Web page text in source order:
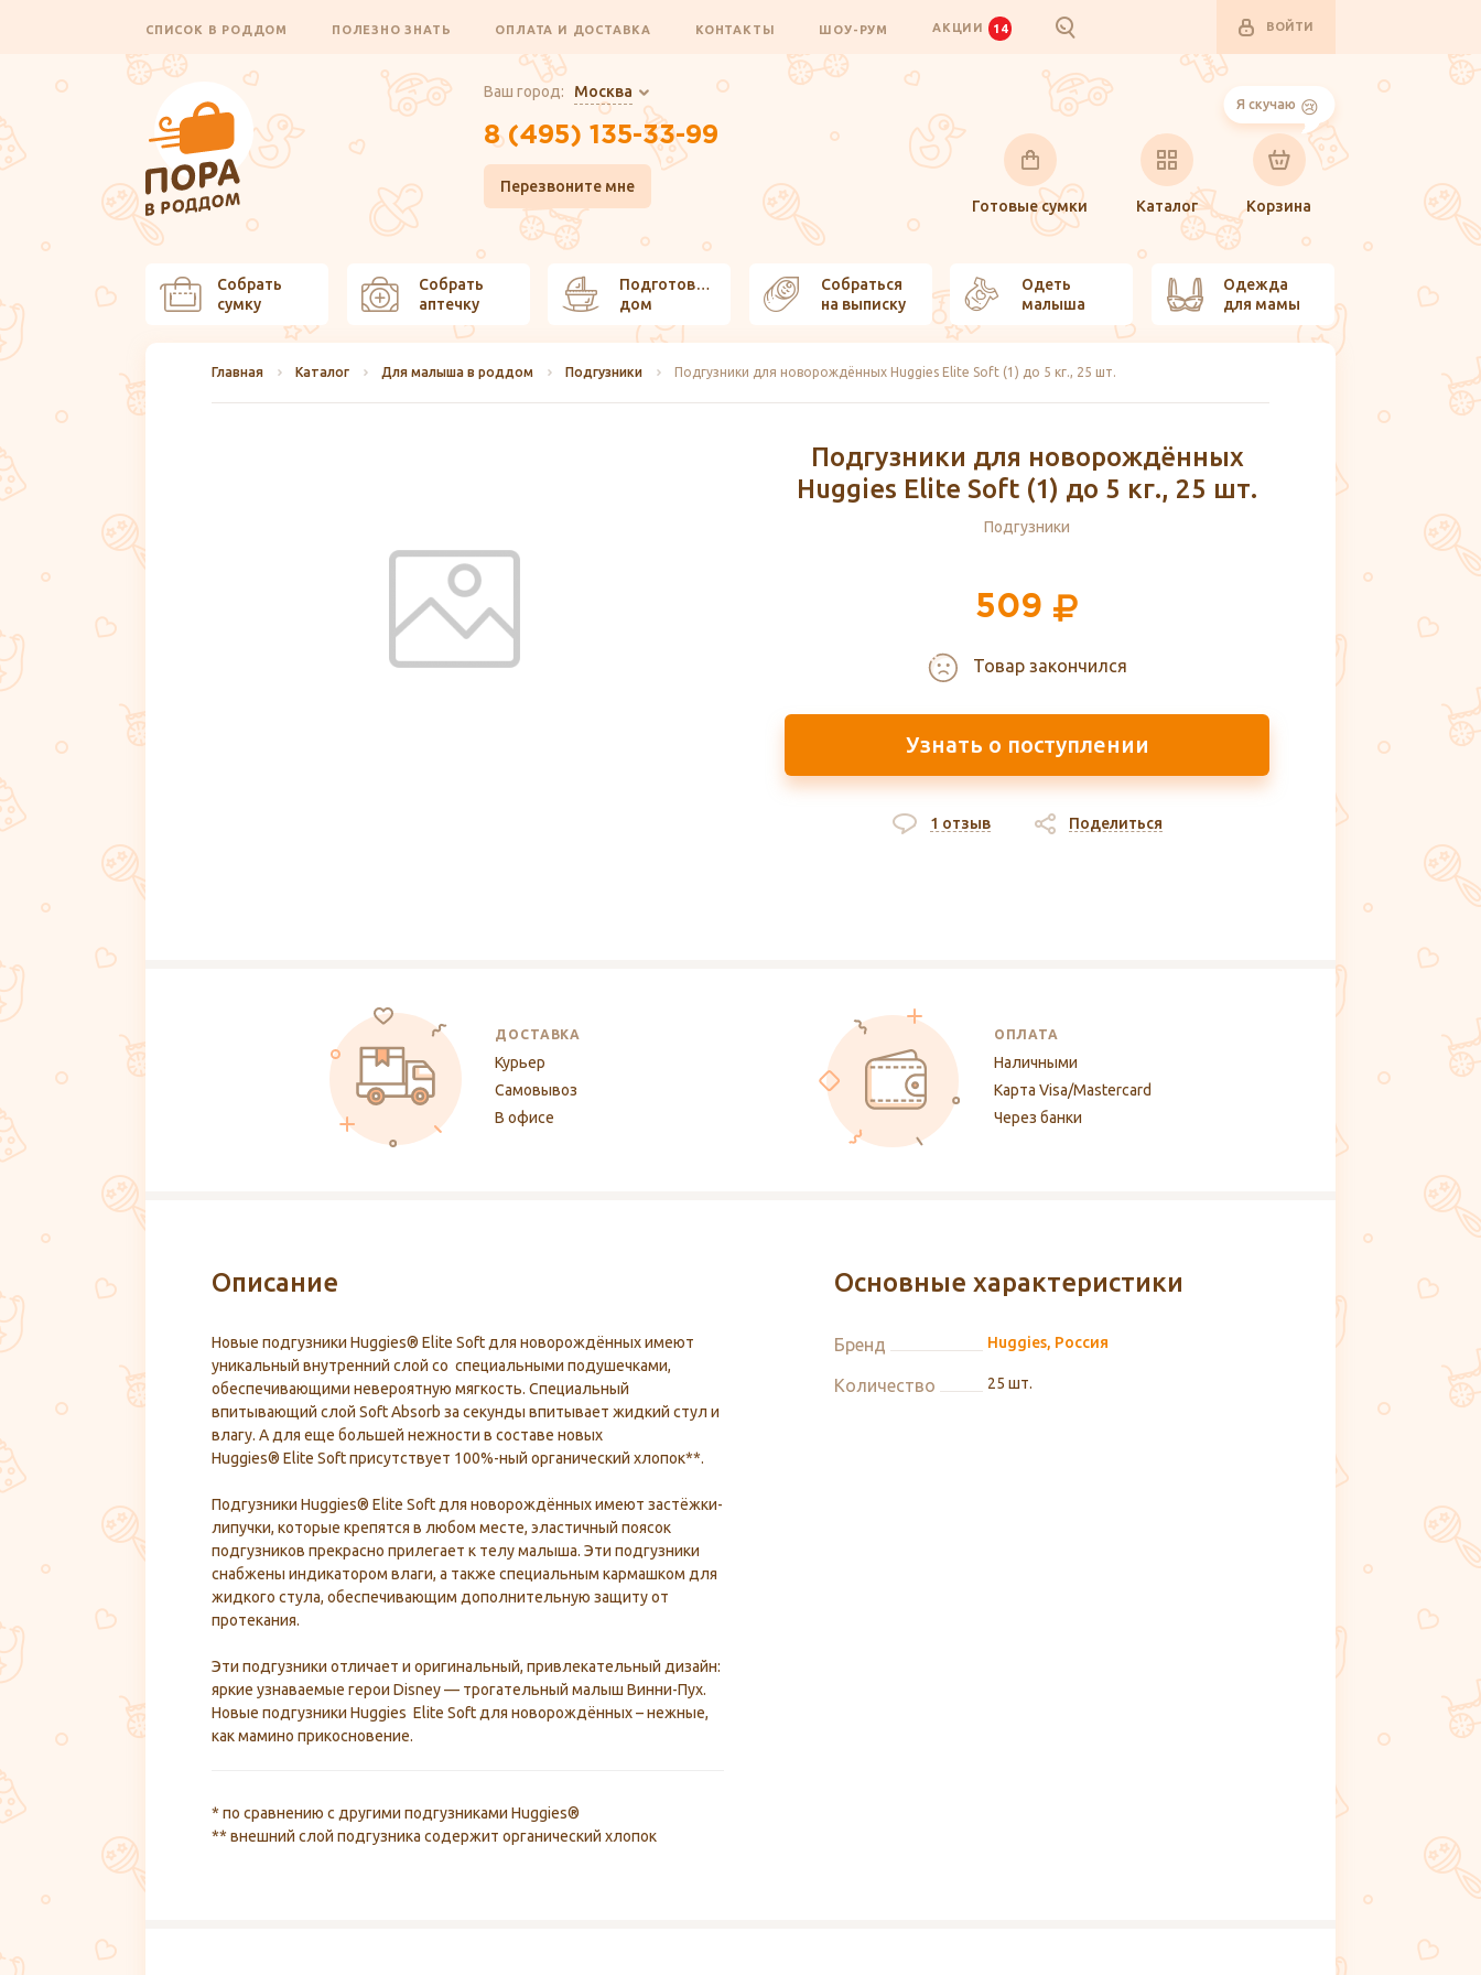
СПИСОК В РОДДОМ ПОЛЕЗНО ЗНАТЬ ОПЛАТА И ДОСТАВКА КОНТАКТЫ ШОУ-РУМ АКЦИИ 14 ВОЙТИ
Ваш город: Москва
8 (495) 135-33-99
Перезвоните мне
Готовые сумки
Каталог
Я скучаю
Корзина
Собрать
сумку
Собрать
аптечку
Подготовить
дом
Собраться
на выписку
Одеть
малыша
Одежда
для мамы
Главная Каталог Для малыша в роддом Подгузники Подгузники для новорождённых Huggies Elite Soft (1) до 5 кг., 25 шт.
Подгузники для новорождённых
Huggies Elite Soft (1) до 5 кг., 25 шт.
Подгузники
509
Товар закончился
Узнать о поступлении
1 отзыв Поделиться
ДОСТАВКА
Курьер
Самовывоз
В офисе
ОПЛАТА
Наличными
Карта Visa/Mastercard
Через банки
Описание
Новые подгузники Huggies® Elite Soft для новорождённых имеют
уникальный внутренний слой со специальными подушечками,
обеспечивающими невероятную мягкость. Специальный
впитывающий слой Soft Absorb за секунды впитывает жидкий стул и
влагу. А для еще большей нежности в составе новых
Huggies® Elite Soft присутствует 100%-ный органический хлопок**.
Подгузники Huggies® Elite Soft для новорождённых имеют застёжки-
липучки, которые крепятся в любом месте, эластичный поясок
подгузников прекрасно прилегает к телу малыша. Эти подгузники
снабжены индикатором влаги, а также специальным кармашком для
жидкого стула, обеспечивающим дополнительную защиту от
протекания.
Эти подгузники отличает и оригинальный, привлекательный дизайн:
яркие узнаваемые герои Disney — трогательный малыш Винни-Пух.
Новые подгузники Huggies Elite Soft для новорождённых – нежные,
как мамино прикосновение.
* по сравнению с другими подгузниками Huggies®
** внешний слой подгузника содержит органический хлопок
Основные характеристики
Бренд Huggies, Россия
Количество 25 шт.